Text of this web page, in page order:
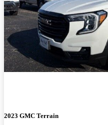
2023 GMC Terrain